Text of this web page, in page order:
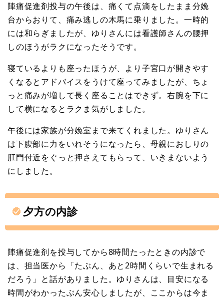
陣痛促進剤投与の午後は、痛くて点滴をしたまま分娩
台からおりて、痛み逃しの木馬に乗りました。一時的
には和らぎましたが、ゆりさんには看護師さんの腰押
しのほうがラクになったそうです。
寝ているよりも座ったほうが、より子宮口が開きやす
くなるとアドバイスをうけて座ってみましたが、ちょ
っと痛みが増して長く座ることはできず。右腕を下に
して横になるとラクま気がしました。
午後には家族が分娩室まで来てくれました。ゆりさん
は下腹部に力をいれそうになったら、母親におしりの
肛門付近をぐっと押さえてもらって、いきまないよう
にしました。
夕方の内診
陣痛促進剤を投与してから8時間たったときの内診で
は、担当医から「たぶん、あと2時間くらいで生まれる
だろう」と話がありました。ゆりさんは、目安になる
時間がわかったぶん安心しましたが、ここからは今ま